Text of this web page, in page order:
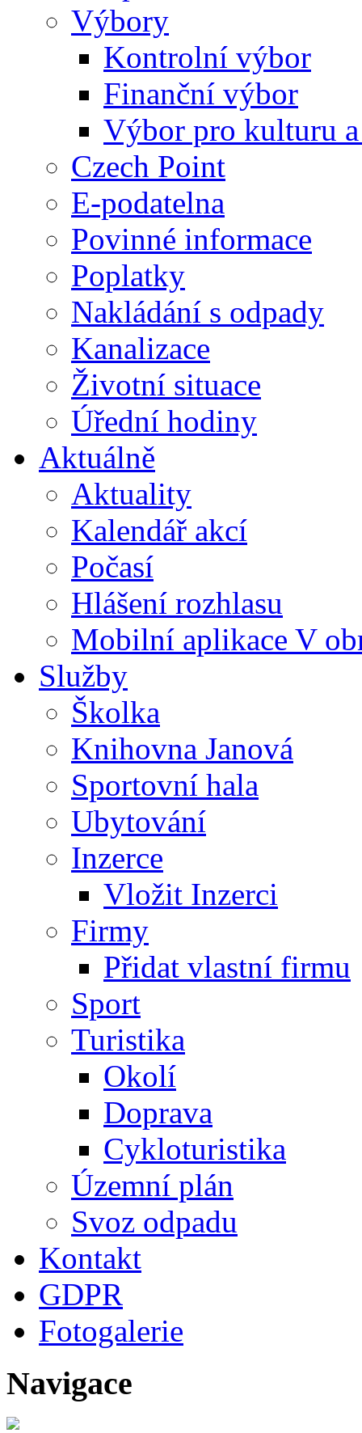
Výbory
Kontrolní výbor
Finanční výbor
Výbor pro kulturu
Czech Point
E-podatelna
Povinné informace
Poplatky
Nakládání s odpady
Kanalizace
Životní situace
Úřední hodiny
Aktuálně
Aktuality
Kalendář akcí
Počasí
Hlášení rozhlasu
Mobilní aplikace V
Služby
Školka
Knihovna Janová
Sportovní hala
Ubytování
Inzerce
Vložit Inzerci
Firmy
Přidat vlastní firmu
Sport
Turistika
Okolí
Doprava
Cykloturistika
Územní plán
Svoz odpadu
Kontakt
GDPR
Fotogalerie
Navigace